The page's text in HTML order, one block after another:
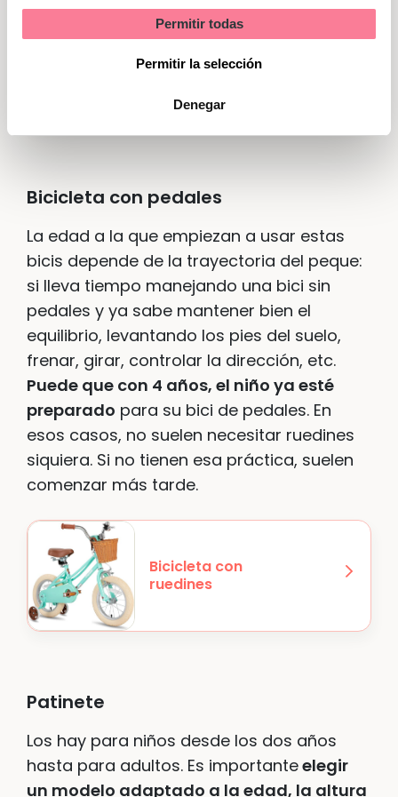
Permitir todas
Permitir la selección
Denegar
Triciclo
Bicicleta con pedales
La edad a la que empiezan a usar estas
bicis depende de la trayectoria del peque:
si lleva tiempo manejando una bici sin
pedales y ya sabe mantener bien el
equilibrio, levantando los pies del suelo,
frenar, girar, controlar la dirección, etc.
Puede que con 4 años, el niño ya esté
preparado para su bici de pedales. En
esos casos, no suelen necesitar ruedines
siquiera. Si no tienen esa práctica, suelen
comenzar más tarde.
Bicicleta con
ruedines
Patinete
Los hay para niños desde los dos años
hasta para adultos. Es importanteelegir
un modelo adaptado a la edad, la altura